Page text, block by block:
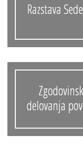
Razstava
delovanja